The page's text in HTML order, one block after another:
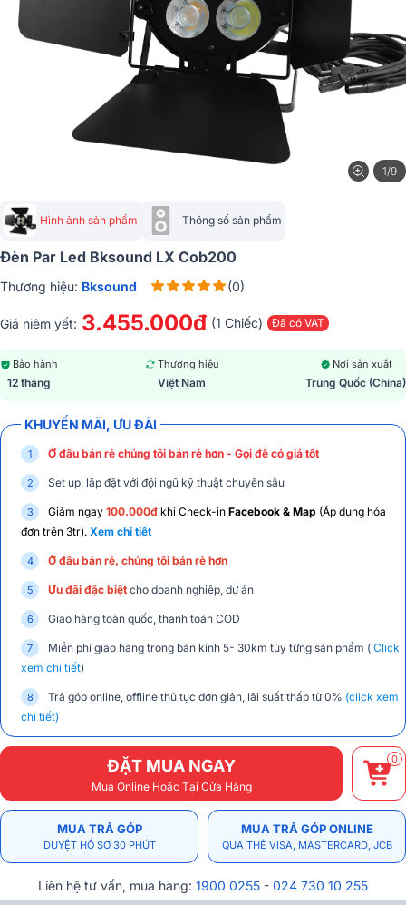
1/9
Hình ảnh sản phẩm Thông số sản phẩm
Đèn Par Led Bksound LX Cob200
Thương hiệu: Bksound (0)
Giá niêm yết: 3.455.000đ (1 Chiếc) Đã có VAT
Bảo hành
12 tháng
Thương hiệu
Việt Nam
Nơi sản xuất
Trung Quốc (China)
KHUYẾN MÃI, ƯU ĐÃI
Ở đâu bán rẻ chúng tôi bán rẻ hơn - Gọi để có giá tốt
Set up, lắp đặt với đội ngũ kỹ thuật chuyên sâu
Giảm ngay 100.000đ khi Check-in Facebook & Map (Áp dụng hóa
đơn trên 3tr). Xem chi tiết
Ở đâu bán rẻ, chúng tôi bán rẻ hơn
Ưu đãi đặc biệt cho doanh nghiệp, dự án
Giao hàng toàn quốc, thanh toán COD
Miễn phí giao hàng trong bán kính 5- 30km tùy từng sản phẩm ( Click
xem chi tiết)
Trả góp online, offline thủ tục đơn giản, lãi suất thấp từ 0% (click xem
chi tiết)
ĐẶT MUA NGAY
Mua Online Hoặc Tại Cửa Hàng
0
MUA TRẢ GÓP
DUYỆT HỒ SƠ 30 PHÚT
MUA TRẢ GÓP ONLINE
QUA THẺ VISA, MASTERCARD, JCB
Liên hệ tư vấn, mua hàng: 1900 0255 - 024 730 10 255